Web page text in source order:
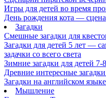
Игры для детей во время
День рождения кота —
Загадки
Смешные загадки для
Загадки для детей 5 лет —
задачки со всего света
Зимние загадки для детей
Древние интересные
Загадки на английском
Мышление